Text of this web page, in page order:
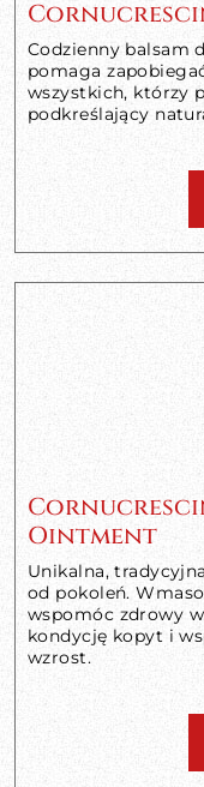
Codzienny balsam
pomaga
wszystkich, którzy
podkreślający
Ointment
Unikalna,
od pokoleń.
wspomóc zdrowy
kondycję kopyt i
wzrost.